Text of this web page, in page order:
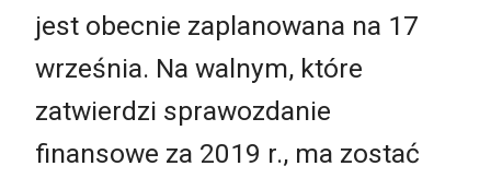
jest obecnie zaplanowana na 17
września. Na walnym, które
zatwierdzi sprawozdanie
finansowe za 2019 r., ma zostać